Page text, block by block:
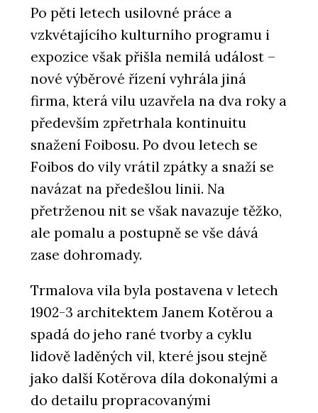
Po pěti letech usilovné práce a
vzkvétajícího kulturního programu i
expozice však přišla nemilá událost –
nové výběrové řízení vyhrála jiná
firma, která vilu uzavřela na dva roky a
především zpřetrhala kontinuitu
snažení Foibosu. Po dvou letech se
Foibos do vily vrátil zpátky a snaží se
navázat na předešlou linii. Na
přetrženou nit se však navazuje těžko,
ale pomalu a postupně se vše dává
zase dohromady.
Trmalova vila byla postavena v letech
1902-3 architektem Janem Kotěrou a
spadá do jeho rané tvorby a cyklu
lidově laděných vil, které jsou stejně
jako další Kotěrova díla dokonalými a
do detailu propracovanými